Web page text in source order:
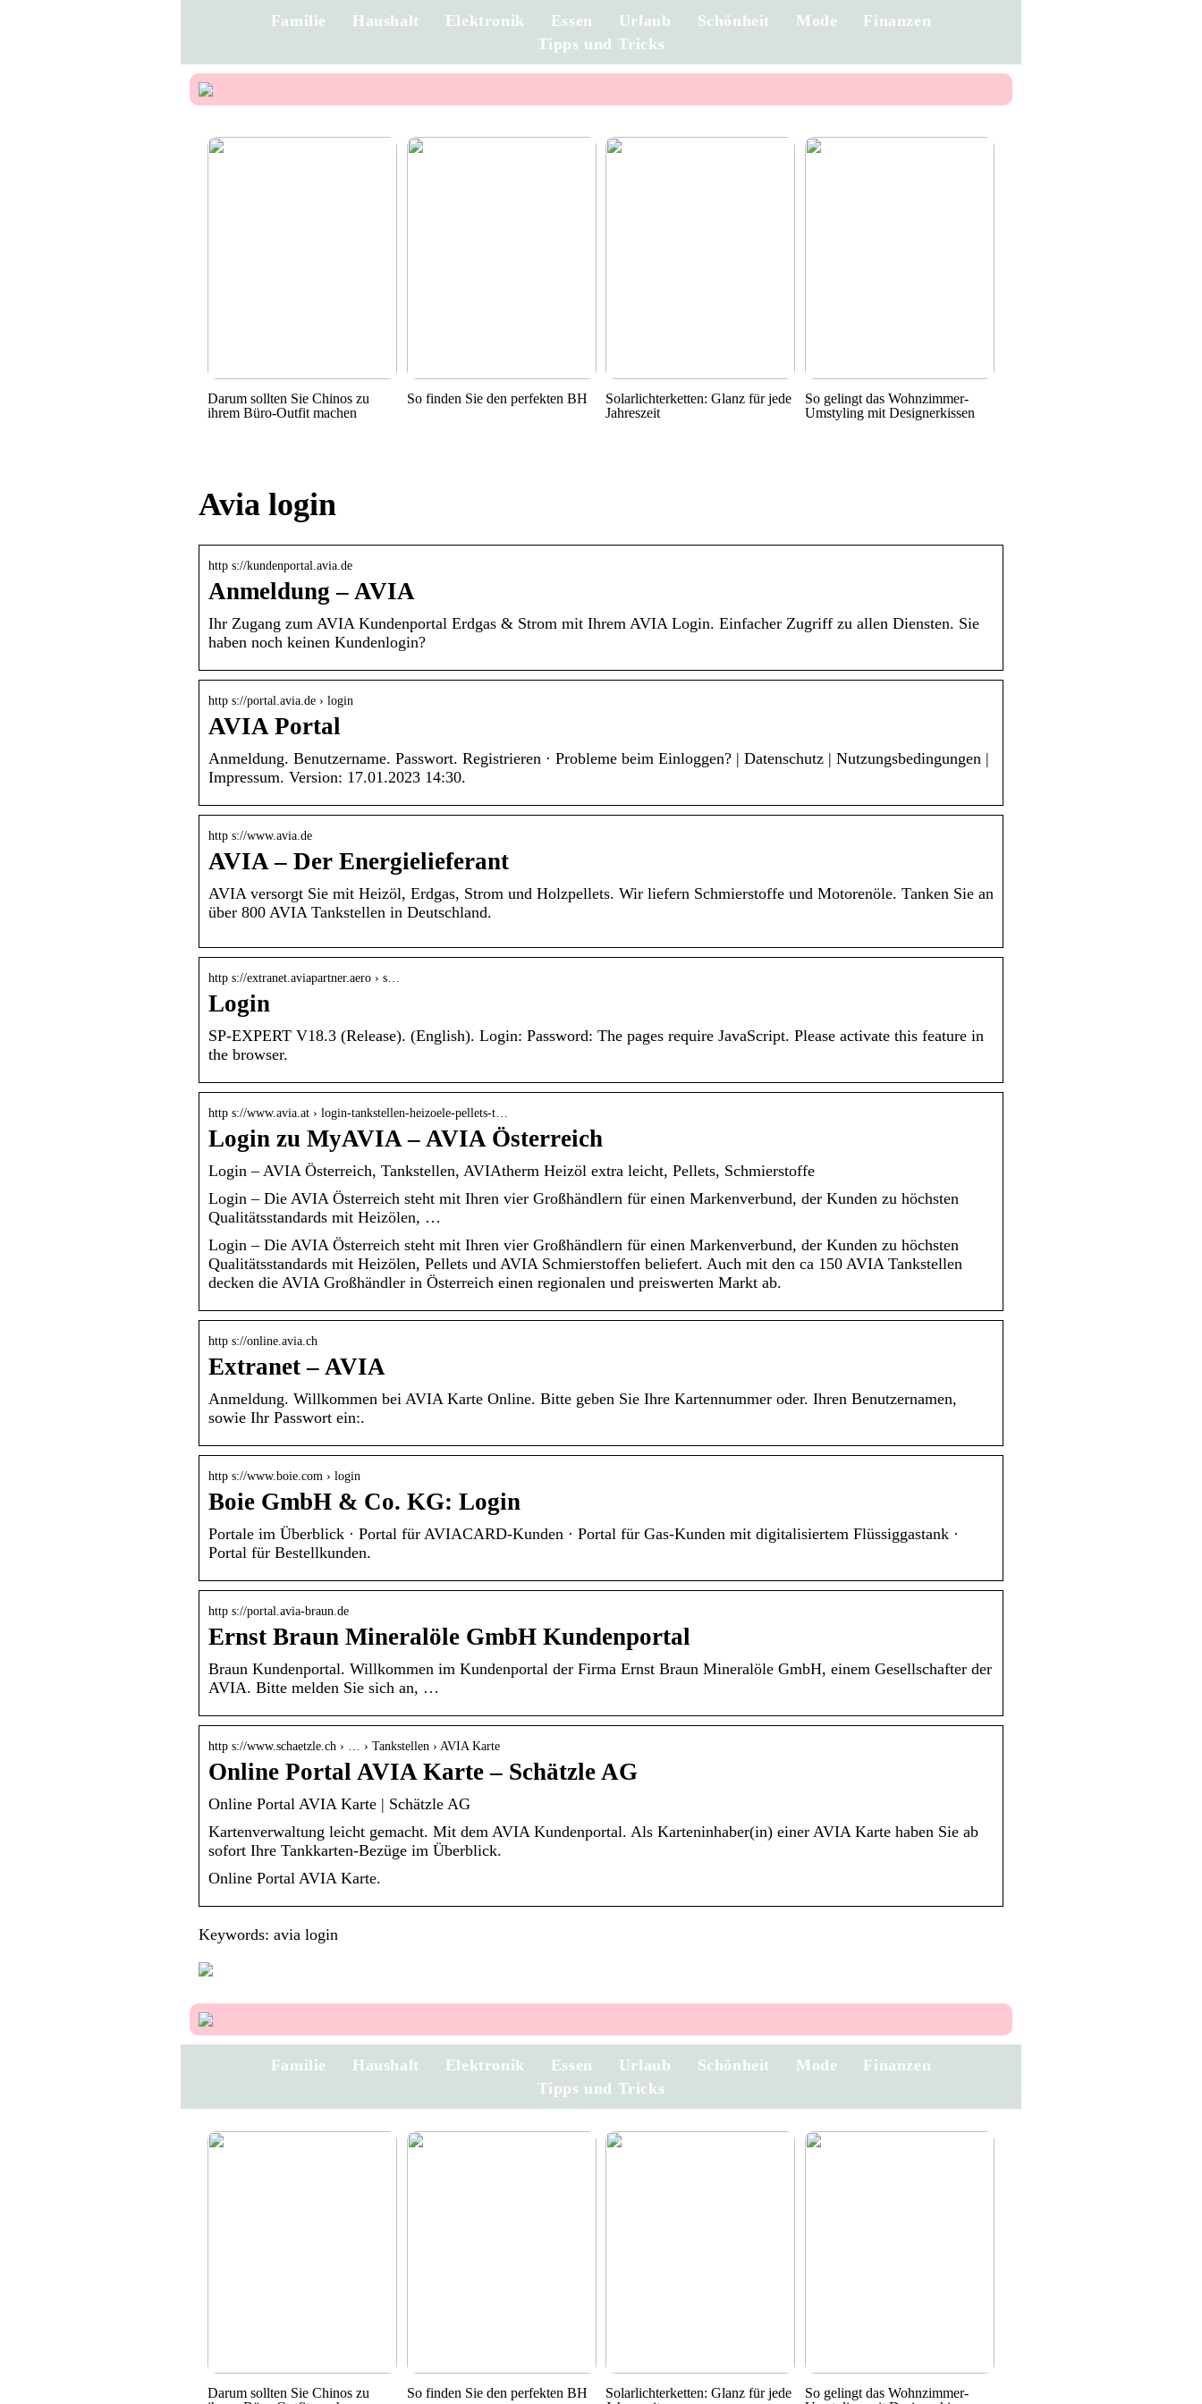
Familie Haushalt Elektronik Essen Urlaub Schönheit Mode
Finanzen
Tipps und Tricks
Darum sollten Sie Chinos zu
ihrem Büro-Outfit machen
So finden Sie den perfekten BH
Solarlichterketten: Glanz für jede
Jahreszeit
So gelingt das Wohnzimmer-
Umstyling mit Designerkissen
Avia login
http s://kundenportal.avia.de
Anmeldung – AVIA
Ihr Zugang zum AVIA Kundenportal Erdgas & Strom mit Ihrem AVIA Login. Einfacher Zugriff zu allen Diensten. Sie
haben noch keinen Kundenlogin?
http s://portal.avia.de › login
AVIA Portal
Anmeldung. Benutzername. Passwort. Registrieren · Probleme beim Einloggen? | Datenschutz | Nutzungsbedingungen |
Impressum. Version: 17.01.2023 14:30.
http s://www.avia.de
AVIA – Der Energielieferant
AVIA versorgt Sie mit Heizöl, Erdgas, Strom und Holzpellets. Wir liefern Schmierstoffe und Motorenöle. Tanken Sie an
über 800 AVIA Tankstellen in Deutschland.
http s://extranet.aviapartner.aero › s…
Login
SP-EXPERT V18.3 (Release). (English). Login: Password: The pages require JavaScript. Please activate this feature in
the browser.
http s://www.avia.at › login-tankstellen-heizoele-pellets-t…
Login zu MyAVIA – AVIA Österreich
Login – AVIA Österreich, Tankstellen, AVIAtherm Heizöl extra leicht, Pellets, Schmierstoffe
Login – Die AVIA Österreich steht mit Ihren vier Großhändlern für einen Markenverbund, der Kunden zu höchsten
Qualitätsstandards mit Heizölen, …
Login – Die AVIA Österreich steht mit Ihren vier Großhändlern für einen Markenverbund, der Kunden zu höchsten
Qualitätsstandards mit Heizölen, Pellets und AVIA Schmierstoffen beliefert. Auch mit den ca 150 AVIA Tankstellen
decken die AVIA Großhändler in Österreich einen regionalen und preiswerten Markt ab.
http s://online.avia.ch
Extranet – AVIA
Anmeldung. Willkommen bei AVIA Karte Online. Bitte geben Sie Ihre Kartennummer oder. Ihren Benutzernamen,
sowie Ihr Passwort ein:.
http s://www.boie.com › login
Boie GmbH & Co. KG: Login
Portale im Überblick · Portal für AVIACARD-Kunden · Portal für Gas-Kunden mit digitalisiertem Flüssiggastank ·
Portal für Bestellkunden.
http s://portal.avia-braun.de
Ernst Braun Mineralöle GmbH Kundenportal
Braun Kundenportal. Willkommen im Kundenportal der Firma Ernst Braun Mineralöle GmbH, einem Gesellschafter der
AVIA. Bitte melden Sie sich an, …
http s://www.schaetzle.ch › … › Tankstellen › AVIA Karte
Online Portal AVIA Karte – Schätzle AG
Online Portal AVIA Karte | Schätzle AG
Kartenverwaltung leicht gemacht. Mit dem AVIA Kundenportal. Als Karteninhaber(in) einer AVIA Karte haben Sie ab
sofort Ihre Tankkarten-Bezüge im Überblick.
Online Portal AVIA Karte.
Keywords: avia login
Familie Haushalt Elektronik Essen Urlaub Schönheit Mode
Finanzen
Tipps und Tricks
Darum sollten Sie Chinos zu
So finden Sie den perfekten BH
Solarlichterketten: Glanz für jede
So gelingt das Wohnzimmer-